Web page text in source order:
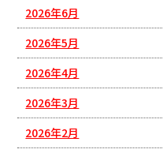
2026年6月
2026年5月
2026年4月
2026年3月
2026年2月